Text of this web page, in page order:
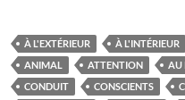
À L'EXTÉRIEUR À L'INTÉRIEUR
ANIMAL
ATTENTION AU
CONDUIT
CONSCIENTS